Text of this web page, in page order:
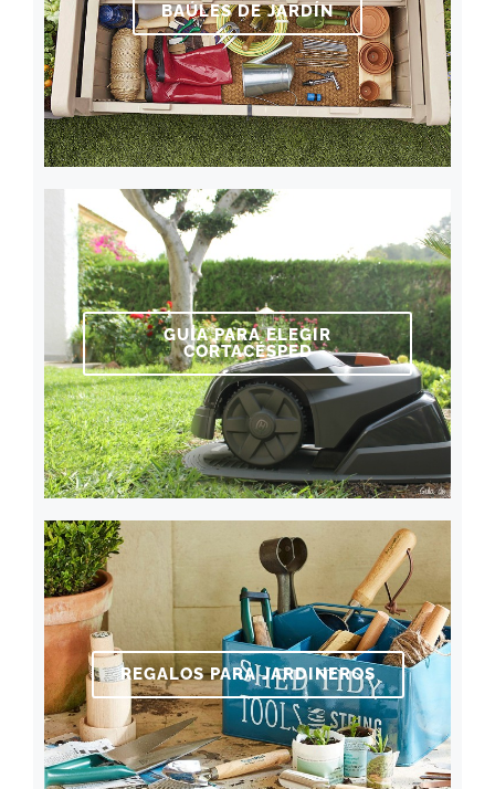
BAÚLES DE JARDÍN
GUÍA PARA ELEGIR
CORTACÉSPED
REGALOS PARA JARDINEROS